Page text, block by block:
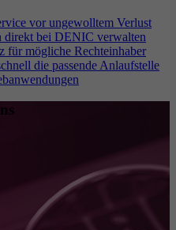
vor ungewolltem Verlust
direkt bei DENIC verwalten
für mögliche Rechteinhaber
die passende Anlaufstelle